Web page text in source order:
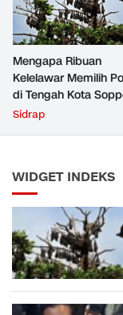
Mengapa Ribuan
Kelelawar Memilih
di Tengah Kota
Sidrap
WIDGET INDEKS